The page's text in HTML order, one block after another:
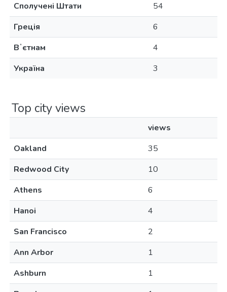
Сполучені Штати
54
Греція
6
Вʼєтнам
4
Україна
3
Top city views
views
Oakland
35
Redwood City
10
Athens
6
Hanoi
4
San Francisco
2
Ann Arbor
1
Ashburn
1